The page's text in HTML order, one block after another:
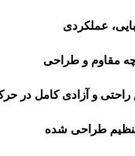
عملکردی
مقاوم و طراحی
و آزادی کامل در
طراحی شده